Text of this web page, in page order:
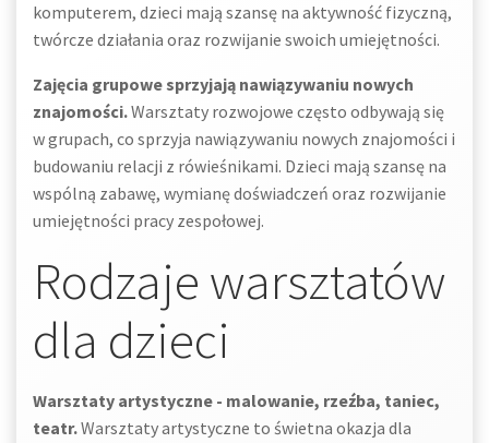
komputerem, dzieci mają szansę na aktywność fizyczną,
twórcze działania oraz rozwijanie swoich umiejętności.
Zajęcia grupowe sprzyjają nawiązywaniu nowych
znajomości.Warsztaty rozwojowe często odbywają się
w grupach, co sprzyja nawiązywaniu nowych znajomości i
budowaniu relacji z rówieśnikami. Dzieci mają szansę na
wspólną zabawę, wymianę doświadczeń oraz rozwijanie
umiejętności pracy zespołowej.
Rodzaje warsztatów
dla dzieci
Warsztaty artystyczne - malowanie, rzeźba, taniec,
teatr.Warsztaty artystyczne to świetna okazja dla